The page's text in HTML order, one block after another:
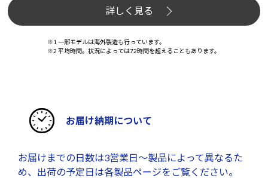
詳しく見る
※1 一部モデルは海外製造も行っています。
※2 平均時間。状況によっては72時間を超えることもあります。
お届け納期について
お届けまでの日数は3営業日～製品によって異なるた
め、出荷の予定日は各製品ページをご覧ください。